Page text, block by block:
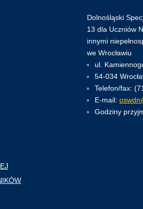
Dolnośląski
13 dla Uczniów
innymi
we Wrocławiu
ul.
54-034
Telefon/fax:
E-mail:
Godziny